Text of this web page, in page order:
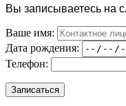
Вы записываетесь на
Ваше имя:
Дата рождения:
Телефон: